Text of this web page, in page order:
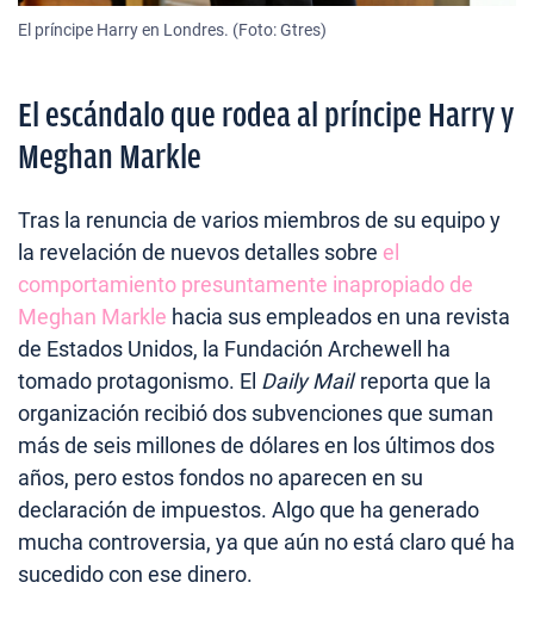
El príncipe Harry en Londres. (Foto: Gtres)
El escándalo que rodea al príncipe Harry y
Meghan Markle
Tras la renuncia de varios miembros de su equipo y
la revelación de nuevos detalles sobre el
comportamiento presuntamente inapropiado de
Meghan Markle hacia sus empleados en una revista
de Estados Unidos, la Fundación Archewell ha
tomado protagonismo. El Daily Mailreporta que la
organización recibió dos subvenciones que suman
más de seis millones de dólares en los últimos dos
años, pero estos fondos no aparecen en su
declaración de impuestos. Algo que ha generado
mucha controversia, ya que aún no está claro qué ha
sucedido con ese dinero.